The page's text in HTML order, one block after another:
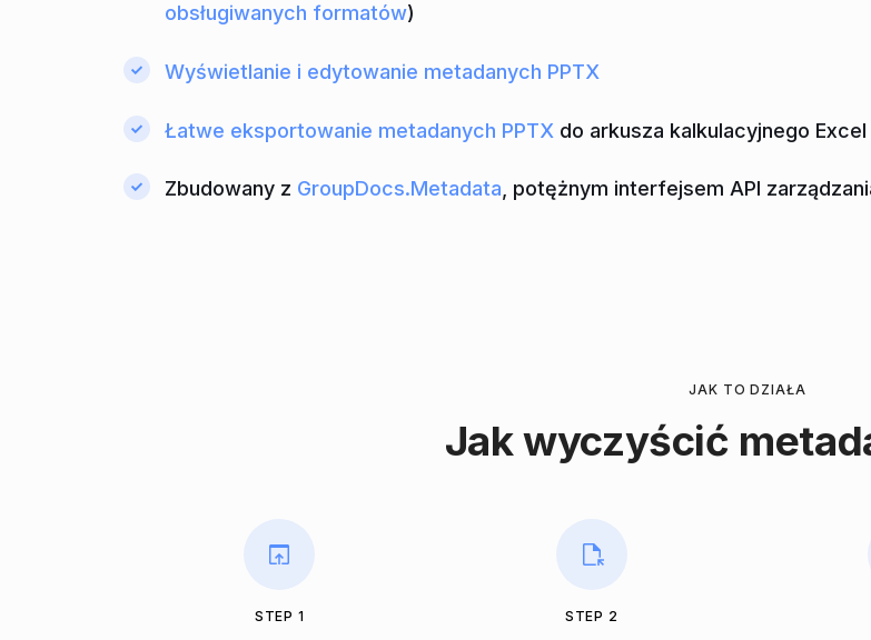
obsługiwanych formatów)
Wyświetlanie i edytowanie metadanych PPTX
Łatwe eksportowanie metadanych PPTX do arkusza kalkulacyjnego Excel
Zbudowany z GroupDocs.Metadata , potężnym interfejsem API
JAK TO DZIAŁA
Jak wyczyścić
STEP 1 STEP 2